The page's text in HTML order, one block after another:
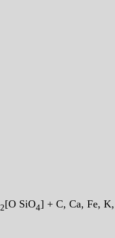
2[O SiO4] + C, Ca, Fe,